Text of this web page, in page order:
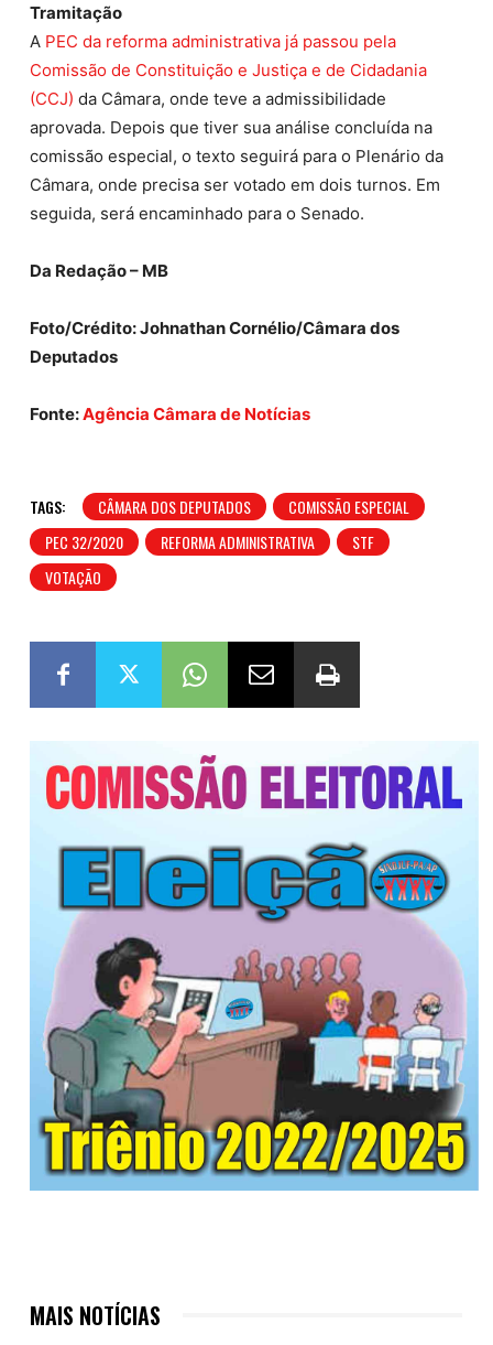
Tramitação
A PEC da reforma administrativa já passou pela
Comissão de Constituição e Justiça e de Cidadania
(CCJ) da Câmara, onde teve a admissibilidade
aprovada. Depois que tiver sua análise concluída na
comissão especial, o texto seguirá para o Plenário da
Câmara, onde precisa ser votado em dois turnos. Em
seguida, será encaminhado para o Senado.
Da Redação – MB
Foto/Crédito: Johnathan Cornélio/Câmara dos
Deputados
Fonte:Agência Câmara de Notícias
TAGS: CÂMARA DOS DEPUTADOS
COMISSÃO ESPECIAL
PEC 32/2020
REFORMA ADMINISTRATIVA
STF
VOTAÇÃO
MAIS NOTÍCIAS